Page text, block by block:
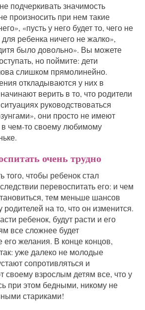
подчеркивать значимость
произносить при нем такие
«пусть у него будет то, чего не
ребенка ничего не жалко»,
было довольно». Вы можете
но поймите: дети
слишком прямолинейно.
откладываются у них в
верить в то, что родители
руководствоваться
они просто не имеют
в чем-то своему любимому
очень трудно
того, чтобы ребенок стал
перевоспитать его: и чем
тем меньше шансов
родителей на то, что он изменится.
ребенок, будут расти и его
все сложнее будет
его желания. В конце концов,
уже далеко не молодые
сопротивляться и
своему взрослым детям все, что у
при этом бедными, никому не
стариками!